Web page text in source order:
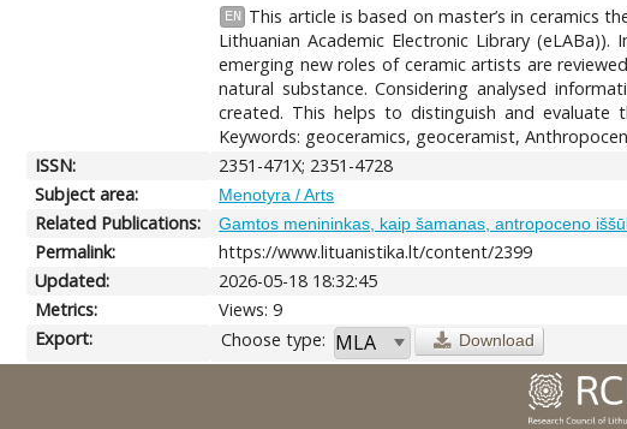
EN
This article is based on master’s in ceramics
Lithuanian Academic Electronic Library
emerging new roles of ceramic artists are
natural substance. Considering analysed
created. This helps to distinguish and evaluate
Keywords: geoceramics, geoceramist,
ISSN:
2351-471X; 2351-4728
Subject area:
Menotyra / Arts
Related Publications: Gamtos menininkas, kaip šamanas, antropoceno
Permalink:
https://www.lituanistika.lt/content/2399
Updated:
2026-05-18 18:32:45
Metrics:
Views: 9
Export:
Choose type: Download